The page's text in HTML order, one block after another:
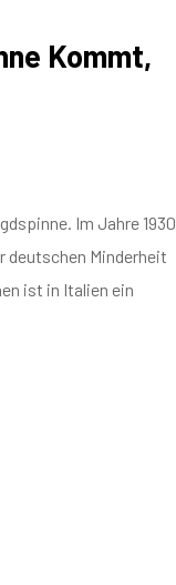
Kommt,
Im Jahre 1930
deutschen Minderheit
ist in Italien ein